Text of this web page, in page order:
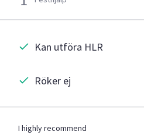
Kan utföra HLR
Röker ej
I highly recommend